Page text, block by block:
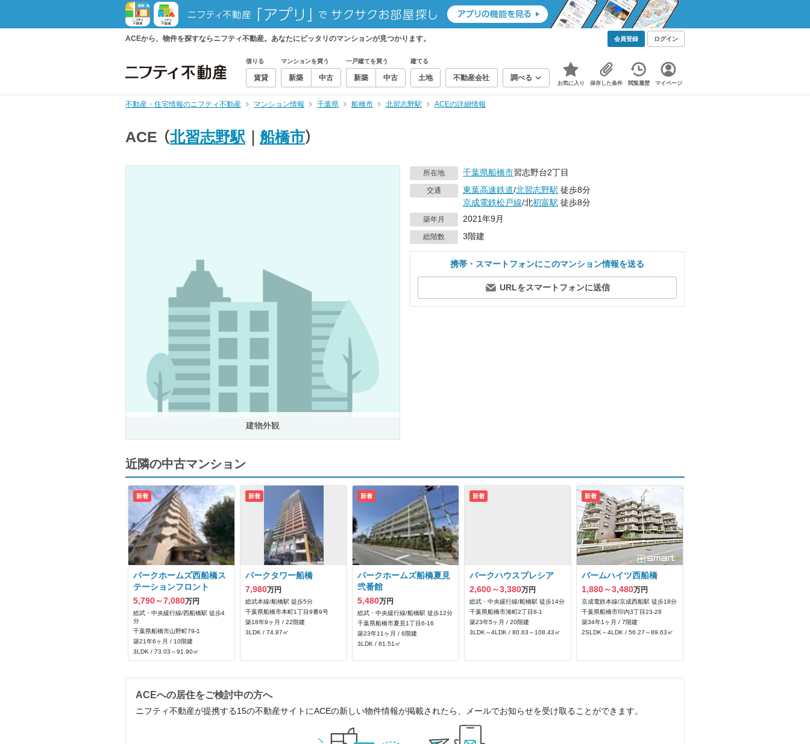
ACEから、物件を探すならニフティ不動産。あなたにピッタリのマンションが見つかります。 会員登録 ログイン
借りる
賃貸
マンションを買う
新築 中古
一戸建てを買う
新築 中古
建てる
土地 不動産会社 調べる
お気に入り 保存した条件 閲覧履歴 マイページ
不動産・住宅情報のニフティ不動産 マンション情報 千葉県 船橋市 北習志野駅 ACEの詳細情報
ACE （北習志野駅 船橋市）
建物外観
所在地 千葉県船橋市習志野台2丁目
交通 東葉高速鉄道/北習志野駅 徒歩8分
京成電鉄松戸線/北初富駅 徒歩8分
築年月 2021年9月
総階数 3階建
携帯・スマートフォンにこのマンション情報を送る
URLをスマートフォンに送信
近隣の中古マンション
新着
パークホームズ西船橋ス
テーションフロント
5,790～7,080万円
総武・中央緩行線/西船橋駅 徒歩4
分
千葉県船橋市山野町79‐1
築21年6ヶ月 / 10階建
3LDK / 73.03～91.90㎡
新着
パークタワー船橋
7,980万円
総武本線/船橋駅 徒歩5分
千葉県船橋市本町1丁目9番9号
築18年9ヶ月 / 22階建
3LDK / 74.87㎡
新着
パークホームズ船橋夏見
弐番館
5,480万円
総武・中央緩行線/船橋駅 徒歩12分
千葉県船橋市夏見1丁目6-16
築23年11ヶ月 / 6階建
3LDK / 81.51㎡
新着
パークハウスプレシア
2,600～3,380万円
総武・中央緩行線/船橋駅 徒歩14分
千葉県船橋市湊町2丁目8-1
築23年5ヶ月 / 20階建
3LDK～4LDK / 80.63～108.43㎡
新着
バームハイツ西船橋
1,880～3,480万円
京成電鉄本線/京成西船駅 徒歩18分
千葉県船橋市印内3丁目23-28
築34年1ヶ月 / 7階建
2SLDK～4LDK / 56.27～89.63㎡
ACEへの居住をご検討中の方へ
ニフティ不動産が提携する15の不動産サイトにACEの新しい物件情報が掲載されたら、メールでお知らせを受け取ることができます。